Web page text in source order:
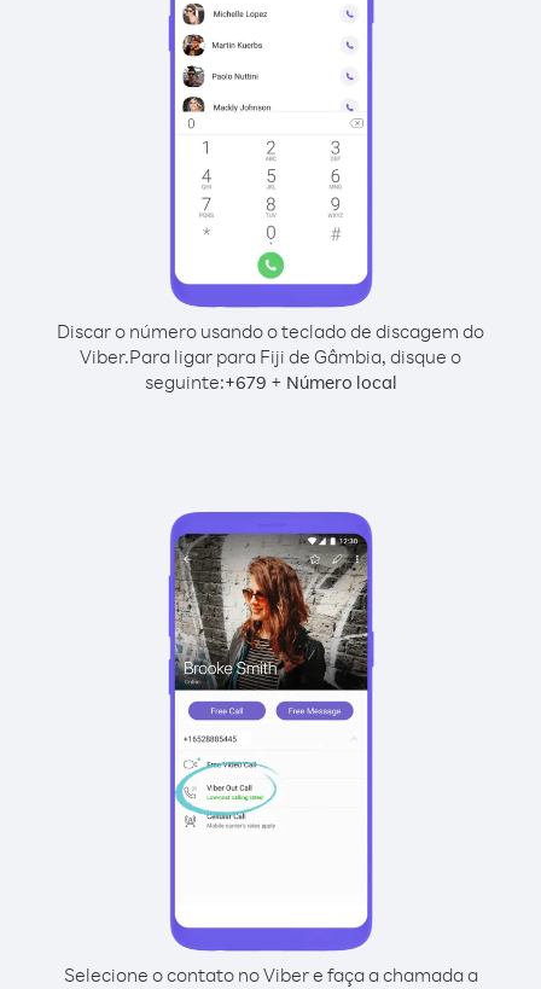
Discar o número usando o teclado de discagem do
Viber.Para ligar para Fiji de Gâmbia, disque o
seguinte:+679 + Número local
Selecione o contato no Viber e faça a chamada a